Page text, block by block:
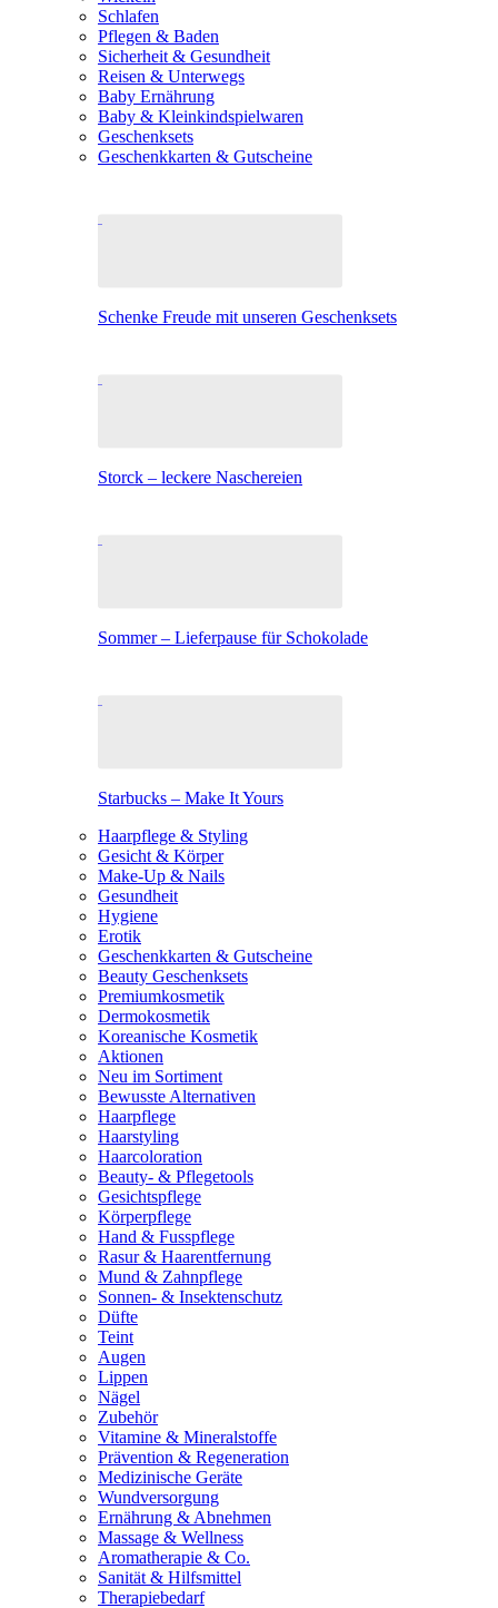
Schlafen
Pflegen & Baden
Sicherheit & Gesundheit
Reisen & Unterwegs
Baby Ernährung
Baby & Kleinkindspielwaren
Geschenksets
Geschenkkarten & Gutscheine
Schenke Freude mit unseren Geschenksets
Storck – leckere Naschereien
Sommer – Lieferpause für Schokolade
Starbucks – Make It Yours
Haarpflege & Styling
Gesicht & Körper
Make-Up & Nails
Gesundheit
Hygiene
Erotik
Geschenkkarten & Gutscheine
Beauty Geschenksets
Premiumkosmetik
Dermokosmetik
Koreanische Kosmetik
Aktionen
Neu im Sortiment
Bewusste Alternativen
Haarpflege
Haarstyling
Haarcoloration
Beauty- & Pflegetools
Gesichtspflege
Körperpflege
Hand & Fusspflege
Rasur & Haarentfernung
Mund & Zahnpflege
Sonnen- & Insektenschutz
Düfte
Teint
Augen
Lippen
Nägel
Zubehör
Vitamine & Mineralstoffe
Prävention & Regeneration
Medizinische Geräte
Wundversorgung
Ernährung & Abnehmen
Massage & Wellness
Aromatherapie & Co.
Sanität & Hilfsmittel
Therapiebedarf